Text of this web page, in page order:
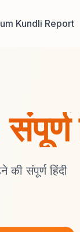
Kundli Report
की संपूर्ण हिंदी